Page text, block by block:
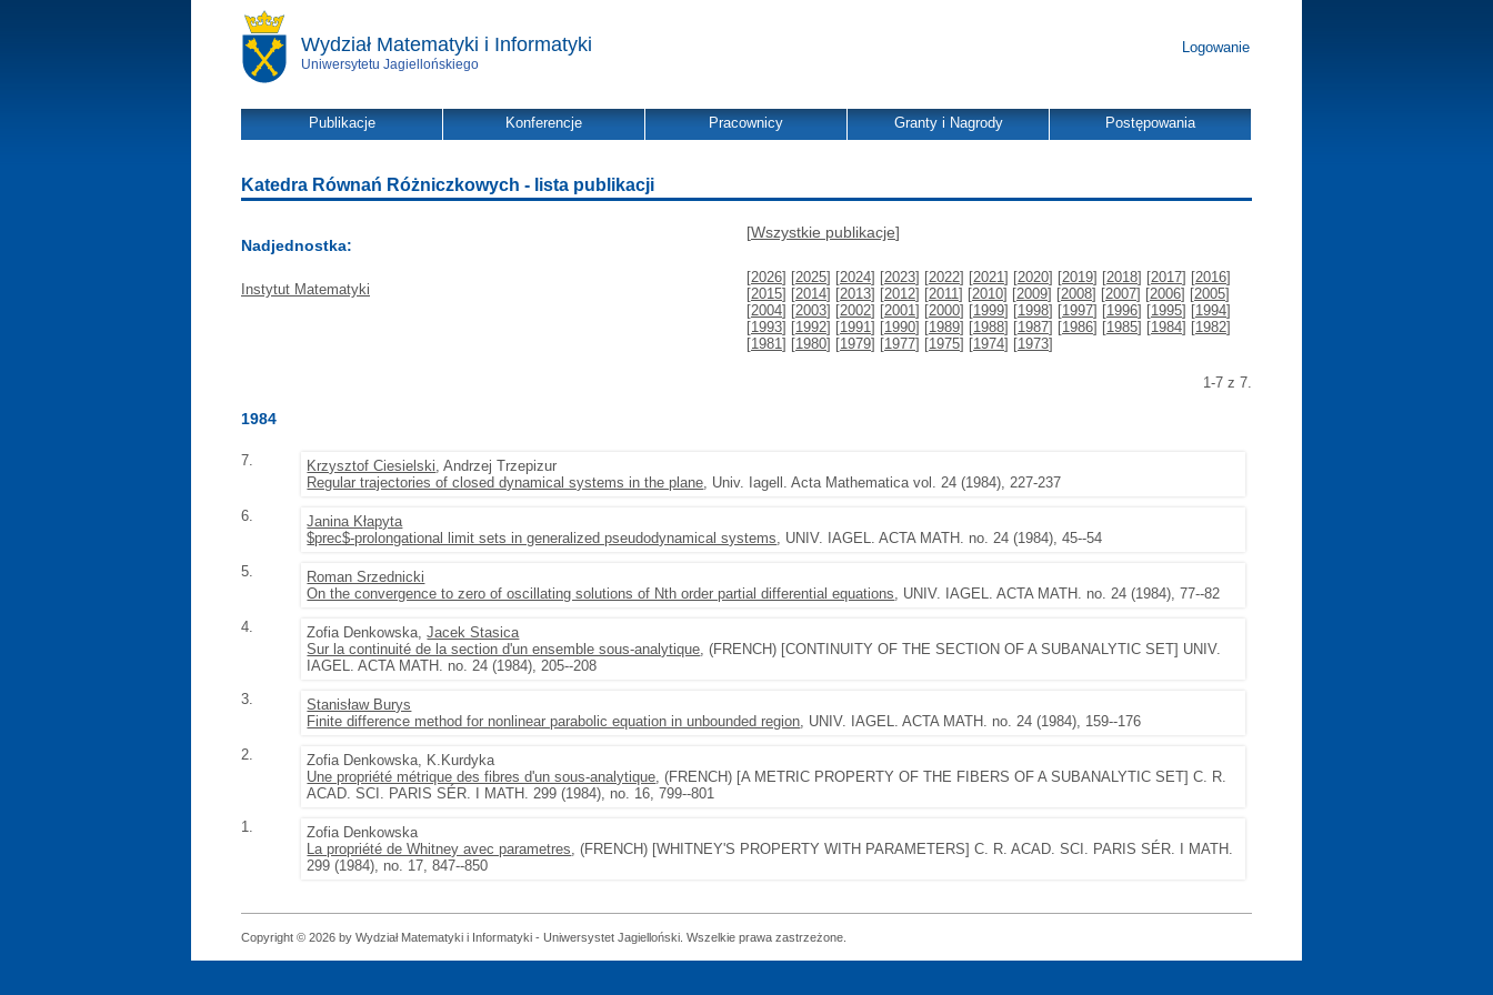
Wydział Matematyki i Informatyki
Uniwersytetu Jagiellońskiego
Logowanie
Publikacje Konferencje Pracownicy Granty i Nagrody Postępowania
Katedra Równań Różniczkowych - lista publikacji
Nadjednostka:
Instytut Matematyki
[Wszystkie publikacje]
[2026] [2025] [2024] [2023] [2022] [2021] [2020] [2019] [2018] [2017] [2016]
[2015] [2014] [2013] [2012] [2011] [2010] [2009] [2008] [2007] [2006] [2005]
[2004] [2003] [2002] [2001] [2000] [1999] [1998] [1997] [1996] [1995] [1994]
[1993] [1992] [1991] [1990] [1989] [1988] [1987] [1986] [1985] [1984] [1982]
[1981] [1980] [1979] [1977] [1975] [1974] [1973]
1-7 z 7.
1984
7. Krzysztof Ciesielski, Andrzej Trzepizur
Regular trajectories of closed dynamical systems in the plane, Univ. Iagell. Acta Mathematica vol. 24 (1984), 227-237
6.
Janina Kłapyta
$prec$-prolongational limit sets in generalized pseudodynamical systems, UNIV. IAGEL. ACTA MATH. no. 24 (1984), 45--54
5.
Roman Srzednicki
On the convergence to zero of oscillating solutions of Nth order partial differential equations, UNIV. IAGEL. ACTA MATH. no. 24 (1984), 77--82
4.
Zofia Denkowska,Jacek Stasica
Sur la continuité de la section d'un ensemble sous-analytique, (FRENCH) [CONTINUITY OF THE SECTION OF A SUBANALYTIC SET] UNIV.
IAGEL. ACTA MATH. no. 24 (1984), 205--208
3.
Stanisław Burys
Finite difference method for nonlinear parabolic equation in unbounded region, UNIV. IAGEL. ACTA MATH. no. 24 (1984), 159--176
2.
Zofia Denkowska, K.Kurdyka
Une propriété métrique des fibres d'un sous-analytique, (FRENCH) [A METRIC PROPERTY OF THE FIBERS OF A SUBANALYTIC SET] C. R.
ACAD. SCI. PARIS SÉR. I MATH. 299 (1984), no. 16, 799--801
1.
Zofia Denkowska
La propriété de Whitney avec parametres, (FRENCH) [WHITNEY'S PROPERTY WITH PARAMETERS] C. R. ACAD. SCI. PARIS SÉR. I MATH.
299 (1984), no. 17, 847--850
Copyright © 2026 by Wydział Matematyki i Informatyki - Uniwersystet Jagielloński. Wszelkie prawa zastrzeżone.